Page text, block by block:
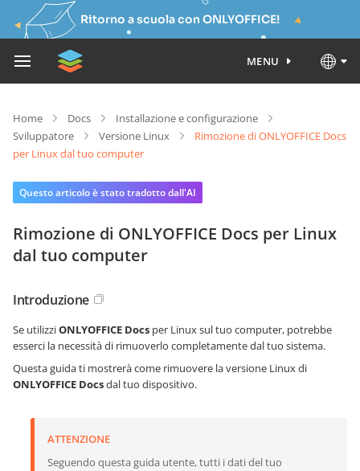
Ritorno a scuola con ONLYOFFICE!
MENU
Home Docs
Installazione e configurazione
Sviluppatore
Versione Linux
Rimozione di ONLYOFFICE Docs
per Linux dal tuo computer
Questo articolo è stato tradotto dall'AI
Rimozione di ONLYOFFICE Docs per Linux
dal tuo computer
Introduzione
Se utilizziONLYOFFICE Docs per Linux sul tuo computer, potrebbe
esserci la necessità di rimuoverlo completamente dal tuo sistema.
Questa guida ti mostrerà come rimuovere la versione Linux di
ONLYOFFICE Docsdal tuo dispositivo.
ATTENZIONE
Seguendo questa guida utente, tutti i dati del tuo